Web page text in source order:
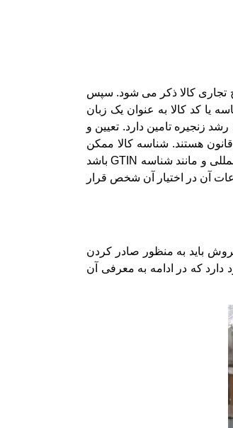
تجاری کالا ذکر می شود. سپس
یا کد کالا به عنوان یک زبان
زنجیره تامین دارد. تعیین و
موظف به رعایت این قانون هستند. شناسه کالا ممکن
است از نوع شناسه داخلی باشد که این شناسه توسط سامانه شناسه کالا به آن اختصاص داده شده است. همچنین ممکن است شناسه بین المللی و مانند شناسه GTIN باشد
آن در اختیار آن شخص قرار
باید به منظور صادر کردن
که در ادامه به معرفی آن